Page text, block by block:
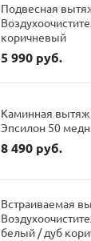
Подвесная
коричневый
5 990 руб.
Каминная
Эпсилон 50
8 490 руб.
Встраиваемая
белый / дуб